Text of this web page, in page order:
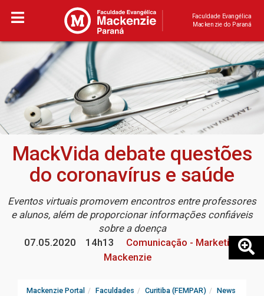
Faculdade Evangélica
Mackenzie do Paraná
MackVida debate questões
do coronavírus e saúde
Eventos virtuais promovem encontros entre professores
e alunos, além de proporcionar informações confiáveis
sobre a doença
07.05.2020
14h13
Comunicação - Marketing
Mackenzie
Mackenzie Portal Faculdades Curitiba (FEMPAR) News